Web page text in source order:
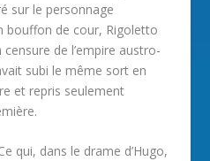
sur le personnage
bouffon de cour, Rigoletto
de l’empire austro-
subi le même sort en
et repris seulement
qui, dans le drame d’Hugo,